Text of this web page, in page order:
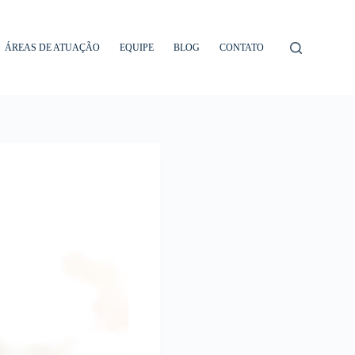
ÁREAS DE ATUAÇÃO EQUIPE BLOG CONTATO